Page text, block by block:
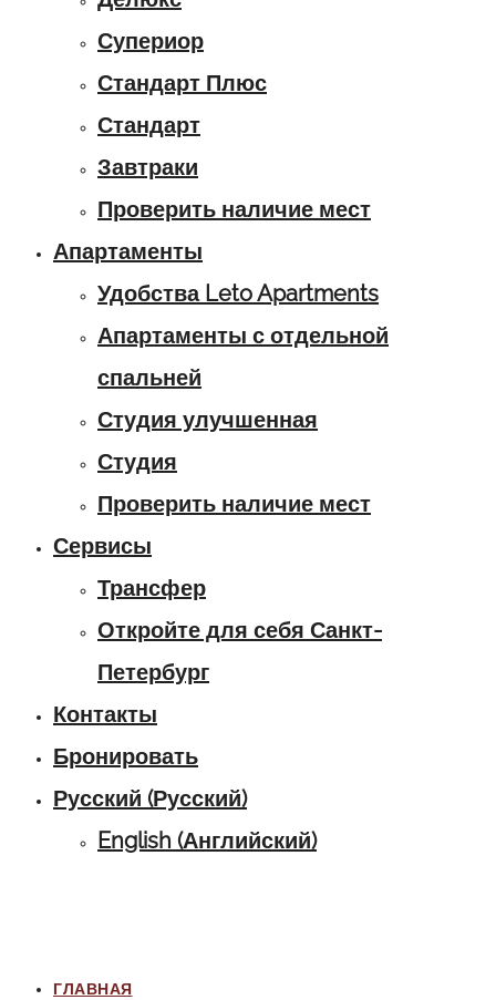
Супериор
Стандарт Плюс
Стандарт
Завтраки
Проверить наличие мест
Апартаменты
Удобства Leto Apartments
Апартаменты с отдельной
спальней
Студия улучшенная
Студия
Проверить наличие мест
Сервисы
Трансфер
Откройте для себя Санкт-
Петербург
Контакты
Бронировать
Русский (Русский)
English (Английский)
ГЛАВНАЯ